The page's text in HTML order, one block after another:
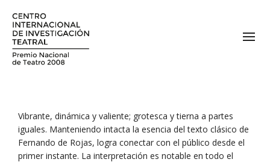
Vibrante, dinámica y valiente; grotesca y tierna a partes
iguales. Manteniendo intacta la esencia del texto clásico de
Fernando de Rojas, logra conectar con el público desde el
primer instante. La interpretación es notable en todo el